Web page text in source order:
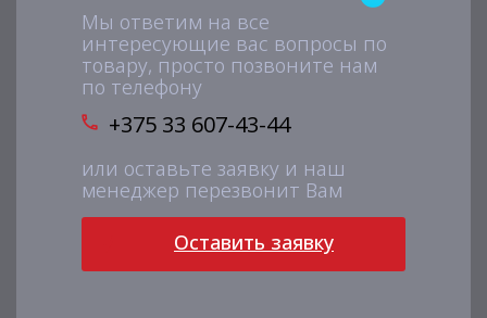
Мы ответим на все
интересующие вас вопросы по
товару, просто позвоните нам
по телефону
+375 33 607-43-44
или оставьте заявку и наш
менеджер перезвонит Вам
Оставить заявку